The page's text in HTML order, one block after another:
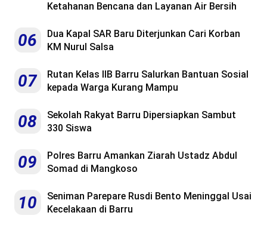
Ketahanan Bencana dan Layanan Air Bersih
06
Dua Kapal SAR Baru Diterjunkan Cari Korban
KM Nurul Salsa
07
Rutan Kelas IIB Barru Salurkan Bantuan Sosial
kepada Warga Kurang Mampu
08
Sekolah Rakyat Barru Dipersiapkan Sambut
330 Siswa
09
Polres Barru Amankan Ziarah Ustadz Abdul
Somad di Mangkoso
10
Seniman Parepare Rusdi Bento Meninggal Usai
Kecelakaan di Barru